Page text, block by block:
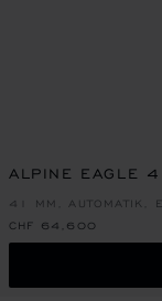
ALPINE EAGLE
41 MM, AUTOMATIK,
CHF 64,600